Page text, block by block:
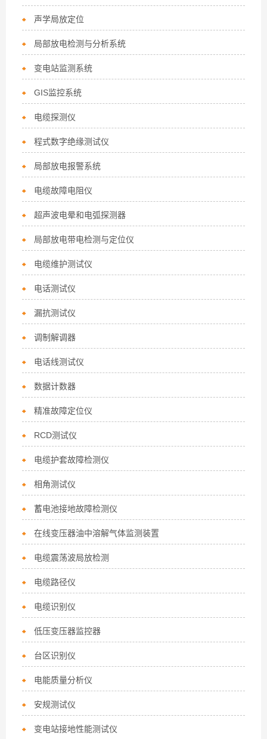
声学局放定位
局部放电检测与分析系统
变电站监测系统
GIS监控系统
电缆探测仪
程式数字绝缘测试仪
局部放电报警系统
电缆故障电阻仪
超声波电晕和电弧探测器
局部放电带电检测与定位仪
电缆维护测试仪
电话测试仪
漏抗测试仪
调制解调器
电话线测试仪
数据计数器
精准故障定位仪
RCD测试仪
电缆护套故障检测仪
相角测试仪
蓄电池接地故障检测仪
在线变压器油中溶解气体监测装置
电缆震荡波局放检测
电缆路径仪
电缆识别仪
低压变压器监控器
台区识别仪
电能质量分析仪
安规测试仪
变电站接地性能测试仪